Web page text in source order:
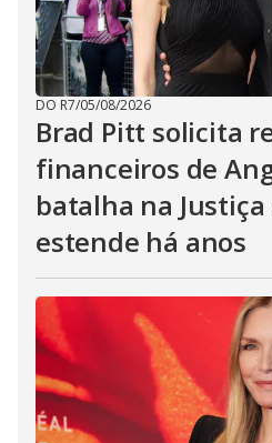
DO R7/05/08/2026
Brad Pitt solicita
financeiros de
batalha na Justiça
estende há anos